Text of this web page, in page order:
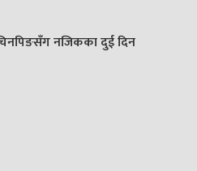
चिनपिङसँग नजिकका दुई दिन